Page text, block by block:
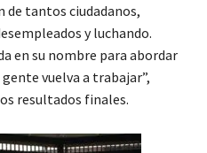
de tantos ciudadanos,
y luchando.
en su nombre para abordar
vuelva a trabajar”,
resultados finales.